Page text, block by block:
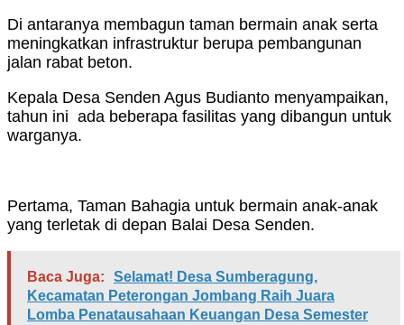
Di antaranya membagun taman bermain anak serta
meningkatkan infrastruktur berupa pembangunan
jalan rabat beton.
Kepala Desa Senden Agus Budianto menyampaikan,
tahun ini ada beberapa fasilitas yang dibangun untuk
warganya.
Pertama, Taman Bahagia untuk bermain anak-anak
yang terletak di depan Balai Desa Senden.
Baca Juga:
Selamat! Desa Sumberagung,
Kecamatan Peterongan Jombang Raih Juara
Lomba Penatausahaan Keuangan Desa Semester